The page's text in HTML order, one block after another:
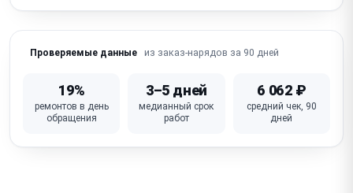
Проверяемые данные из заказ-нарядов за 90 дней
19%
ремонтов в день
обращения
3–5 дней
медианный срок
работ
6 062 ₽
средний чек, 90
дней